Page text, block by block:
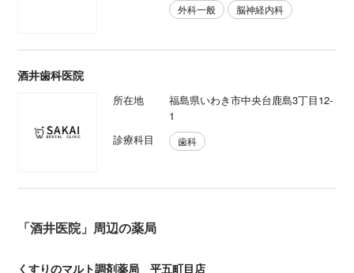
外科一般
脳神経内科
酒井歯科医院
所在地
福島県いわき市中央台鹿島3丁目12-
1
診療科目
歯科
「酒井医院」周辺の薬局
くすりのマルト調剤薬局 平五町目店